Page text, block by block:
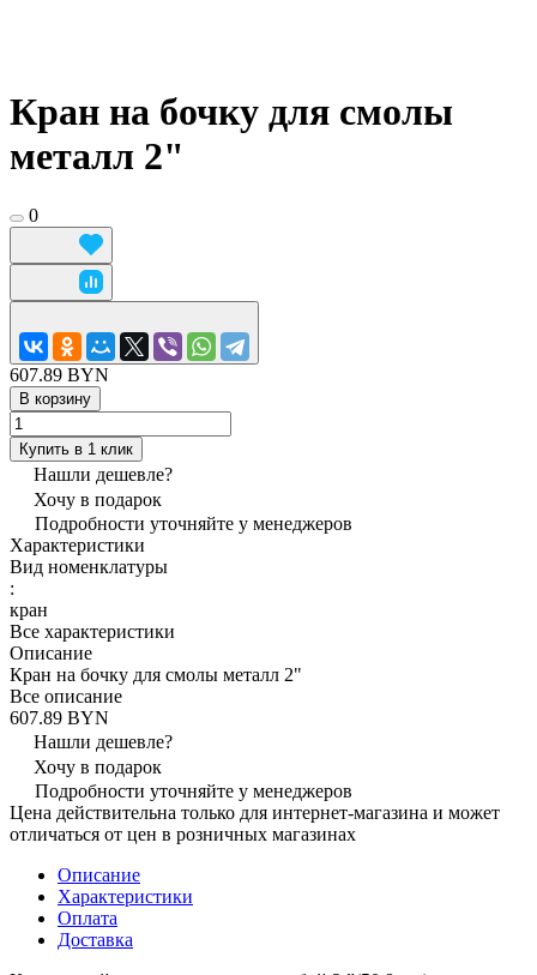
Кран на бочку для смолы
металл 2"
0
607.89 BYN
В корзину
Купить в 1 клик
Нашли дешевле?
Хочу в подарок
Подробности уточняйте у менеджеров
Характеристики
Вид номенклатуры
:
кран
Все характеристики
Описание
Кран на бочку для смолы металл 2"
Все описание
607.89 BYN
Нашли дешевле?
Хочу в подарок
Подробности уточняйте у менеджеров
Цена действительна только для интернет-магазина и может
отличаться от цен в розничных магазинах
Описание
Характеристики
Оплата
Доставка